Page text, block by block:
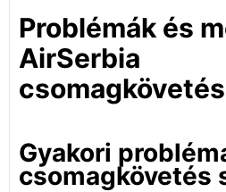
Problémák és
AirSerbia
Gyakori
csomagkövetés